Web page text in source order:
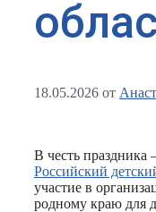
18.05.2026 от
В честь
Российский
участие в
родному краю для